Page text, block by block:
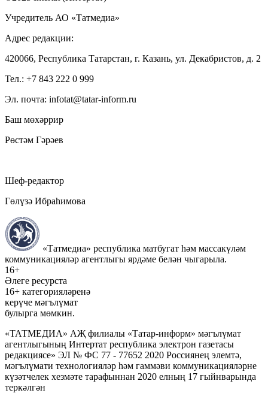
Учредитель АО «Татмедиа»
Адрес редакции:
420066, Республика Татарстан, г. Казань, ул. Декабристов, д. 2
Тел.: +7 843 222 0 999
Эл. почта: infotat@tatar-inform.ru
Баш мөхәррир
Рөстәм Гәрәев
Шеф-редактор
Гөлүзә Ибраһимова
«Татмедиа» республика матбугат һәм массакүләм
коммуникацияләр агентлыгы ярдәме белән чыгарыла.
16+
Әлеге ресурста
16+ категорияләренә
керүче мәгълүмат
булырга мөмкин.
«ТАТМЕДИА» АҖ филиалы «Татар-информ» мәгълүмат
агентлыгының Интертат республика электрон газетасы
редакциясе» ЭЛ № ФС 77 - 77652 2020 Россиянең элемтә,
мәгълүмати технологияләр һәм гаммәви коммуникацияләрне
күзәтчелек хезмәте тарафыннан 2020 елның 17 гыйнварында
теркәлгән